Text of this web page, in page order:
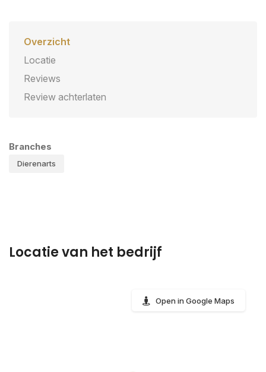
Overzicht
Locatie
Reviews
Review achterlaten
Branches
Dierenarts
Locatie van het bedrijf
Open in Google Maps